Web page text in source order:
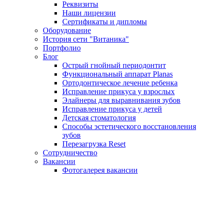
Реквизиты
Наши лицензии
Сертификаты и дипломы
Оборудование
История сети "Витаника"
Портфолио
Блог
Острый гнойный периодонтит
Функциональный аппарат Planas
Ортодонтическое лечение ребенка
Исправление прикуса у взрослых
Элайнеры для выравнивания зубов
Исправление прикуса у детей
Детская стоматология
Способы эстетического восстановления
зубов
Перезагрузка Reset
Сотрудничество
Вакансии
Фотогалерея вакансии